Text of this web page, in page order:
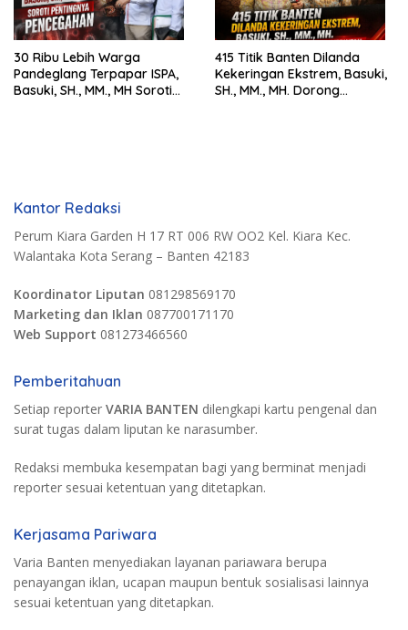
30 Ribu Lebih Warga
Pandeglang Terpapar ISPA,
Basuki, SH., MM., MH Soroti
415 Titik Banten Dilanda
Kekeringan Ekstrem, Basuki,
SH., MM., MH. Dorong
Kantor Redaksi
Perum Kiara Garden H 17 RT 006 RW OO2 Kel. Kiara Kec.
Walantaka Kota Serang – Banten 42183
Koordinator Liputan 081298569170
Marketing dan Iklan 087700171170
Web Support 081273466560
Pemberitahuan
Setiap reporter VARIA BANTEN dilengkapi kartu pengenal dan
surat tugas dalam liputan ke narasumber.
Redaksi membuka kesempatan bagi yang berminat menjadi
reporter sesuai ketentuan yang ditetapkan.
Kerjasama Pariwara
Varia Banten menyediakan layanan pariawara berupa
penayangan iklan, ucapan maupun bentuk sosialisasi lainnya
sesuai ketentuan yang ditetapkan.